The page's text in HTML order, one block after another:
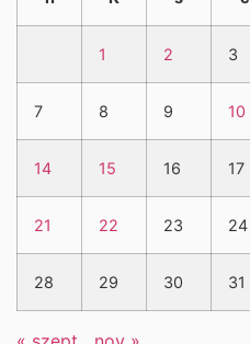
1 2 3
7 8 9 10
14 15 16 17
21 22 23 24
28 29 30 31